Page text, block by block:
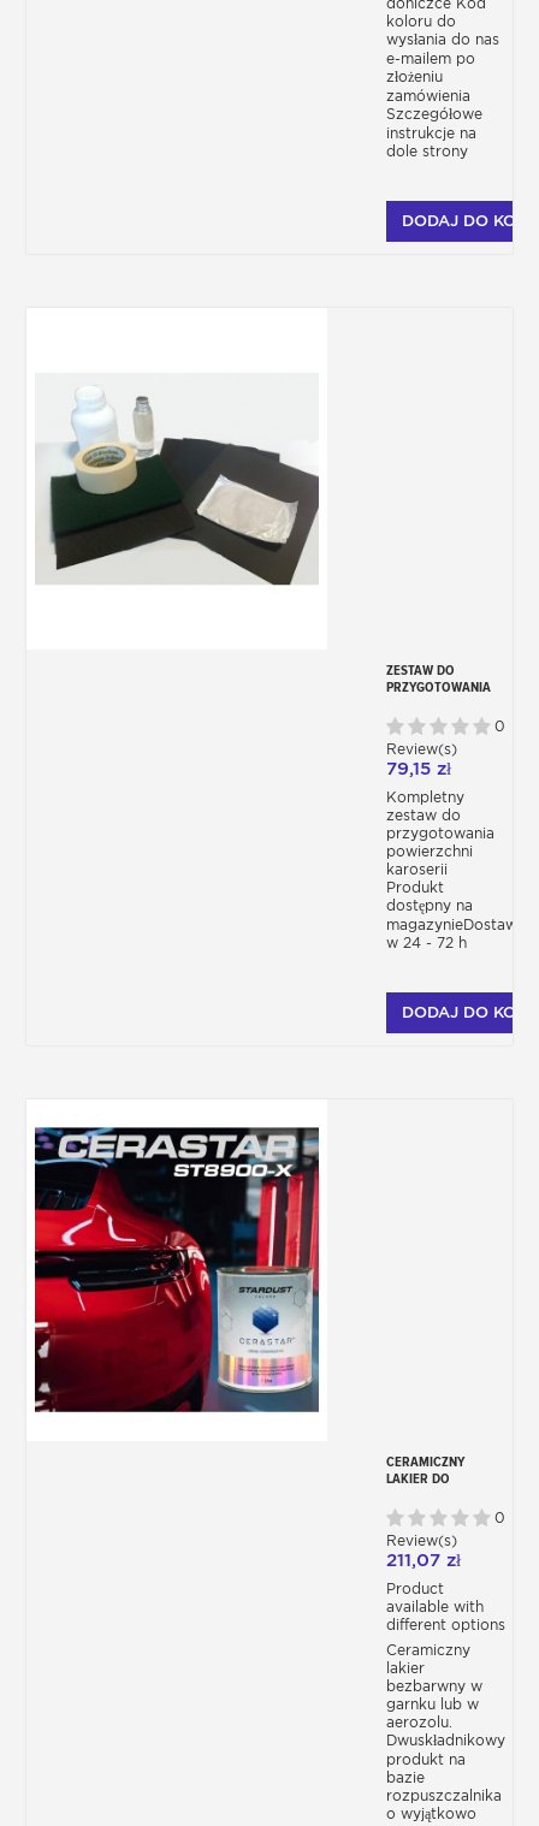
koloru do
wysłania do nas
e-mailem po
złożeniu
zamówienia
Szczegółowe
instrukcje na
dole strony
DODAJ DO
ZESTAW DO
PRZYGOTOWANIA
MALOWANIEM
0
Review(s)
79,15 zł
Kompletny
zestaw do
przygotowania
powierzchni
karoserii
Produkt
dostępny na
magazynieDostawa
w 24 - 72 h
DODAJ DO
CERAMICZNY
LAKIER DO
CERASTAR X
ST8900X
0
Review(s)
211,07 zł
Product
available with
different options
Ceramiczny
lakier
bezbarwny w
garnku lub w
aerozolu.
Dwuskładnikowy
produkt na
bazie
rozpuszczalnika
o wyjątkowo